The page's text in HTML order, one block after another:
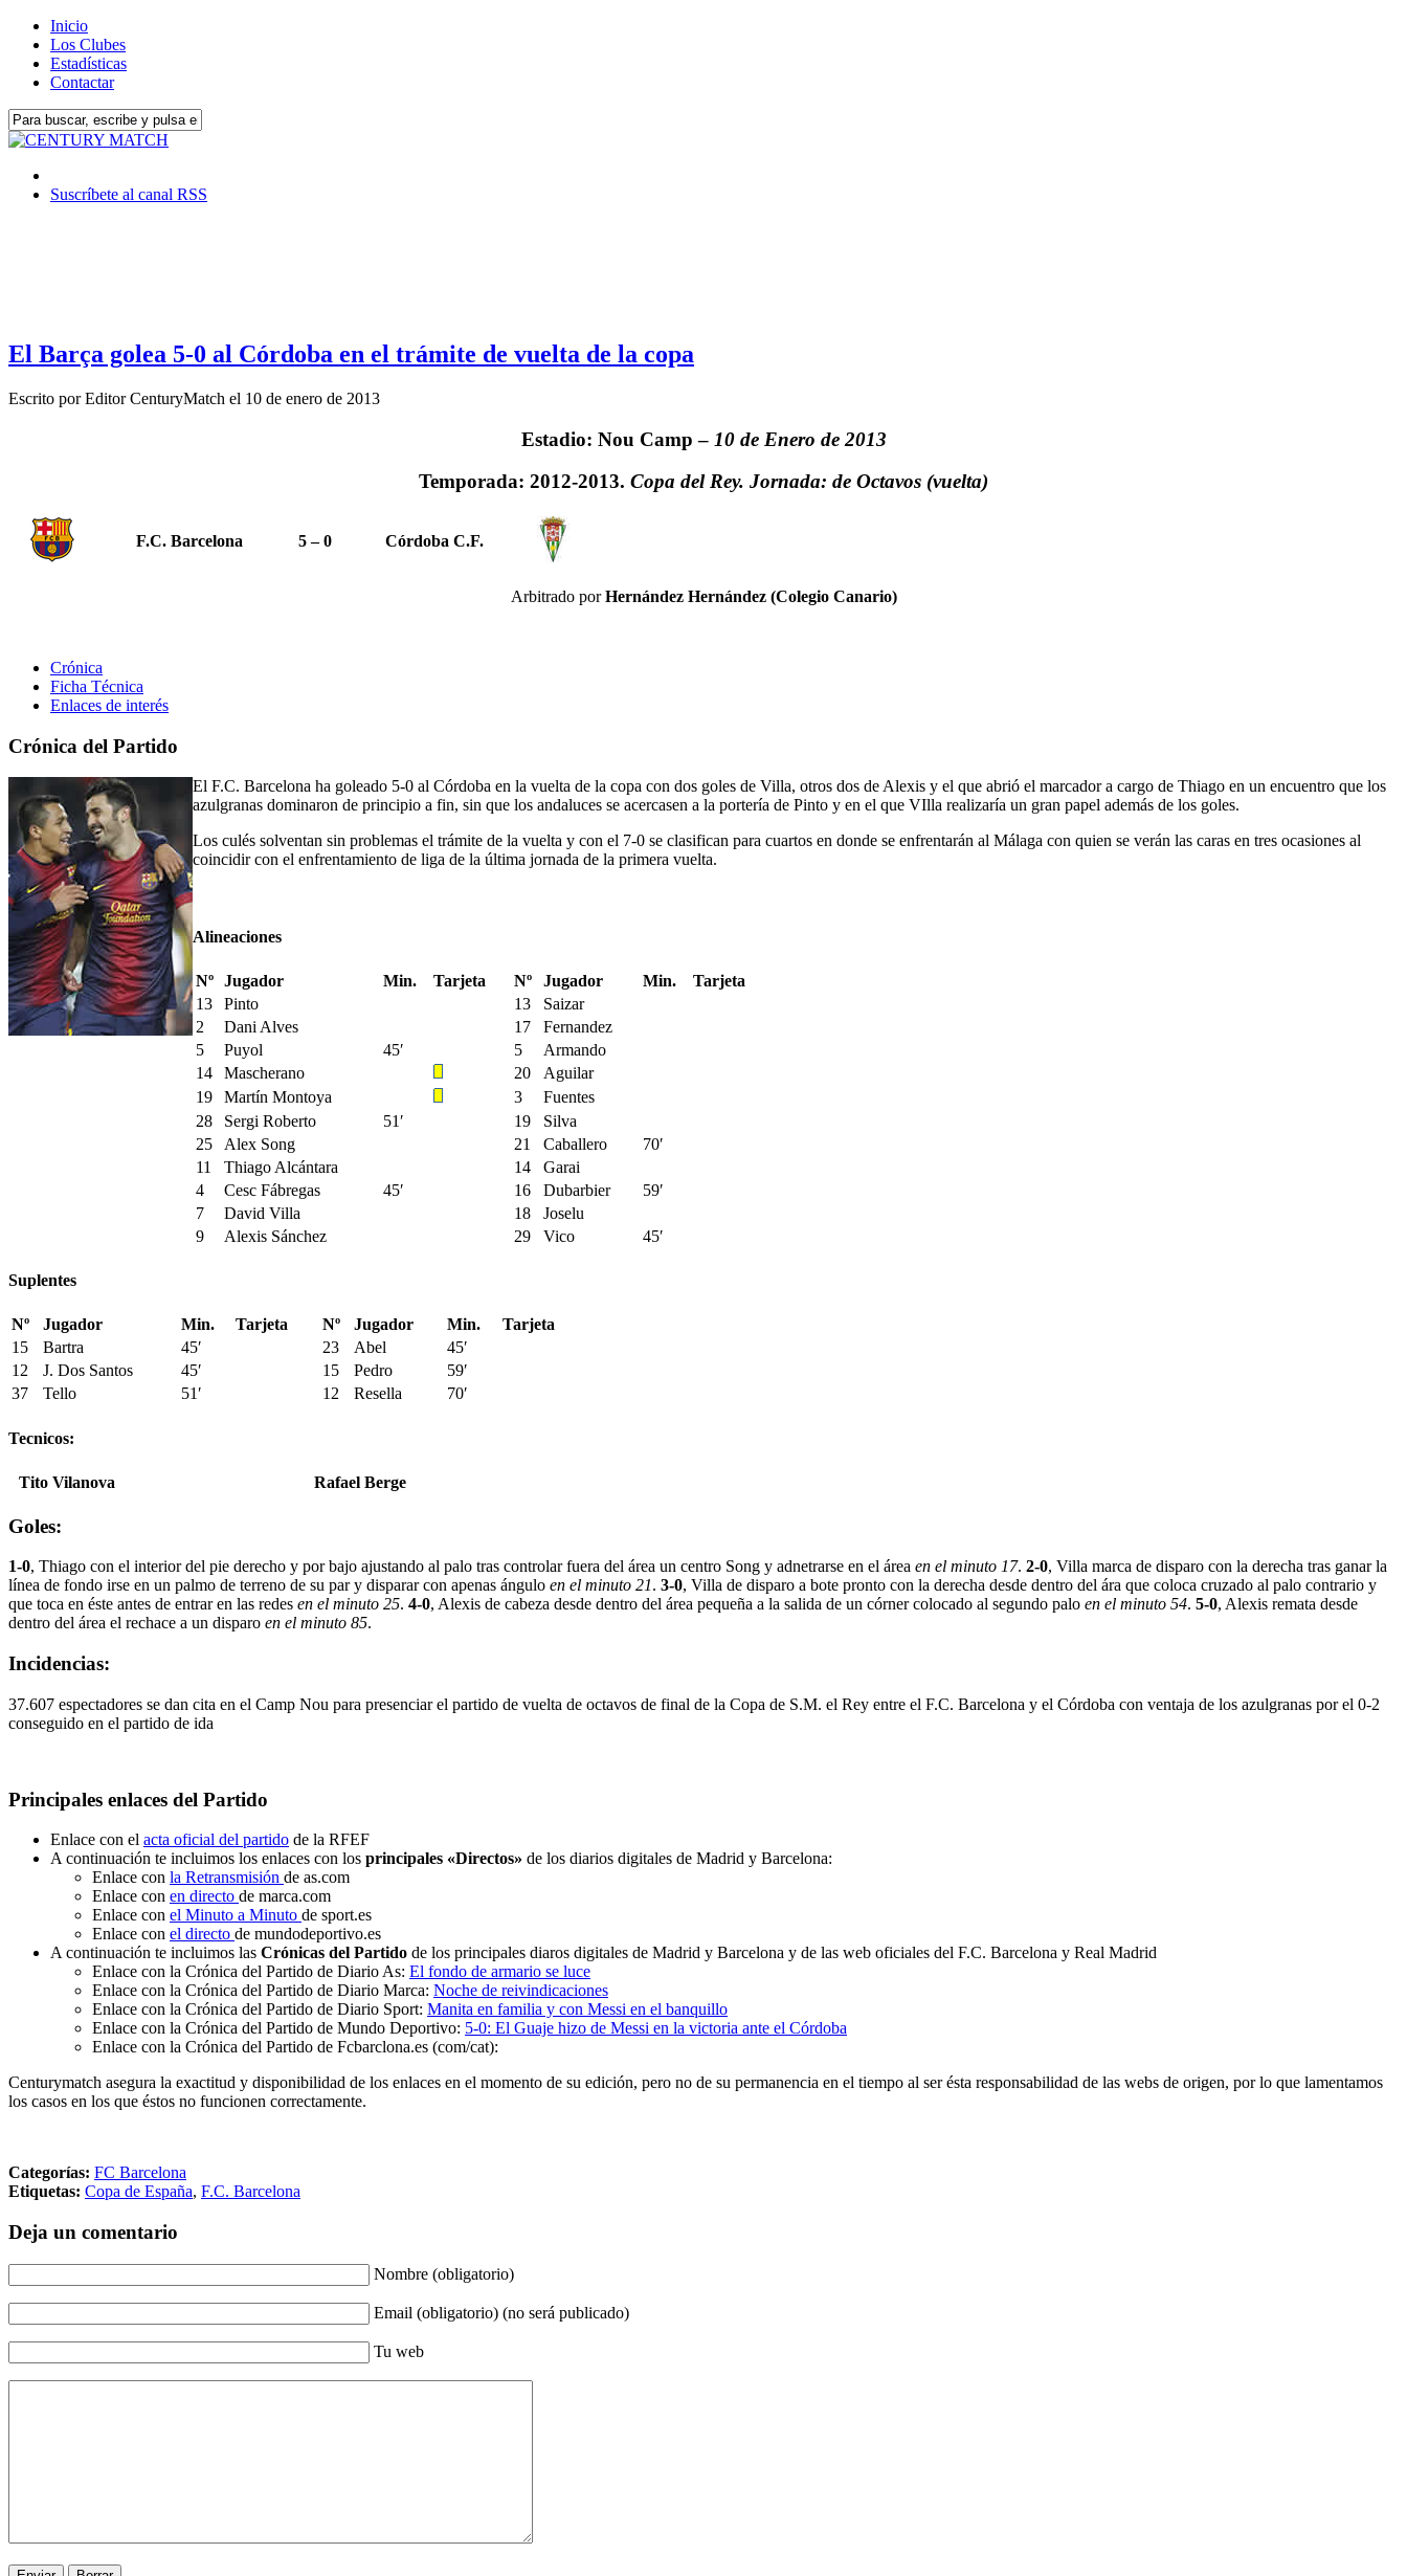
Inicio
Los Clubes
Estadísticas
Contactar
Suscríbete al canal RSS
El Barça golea 5-0 al Córdoba en el trámite de vuelta de la copa
Escrito porEditor CenturyMatch el 10 de enero de 2013
Estadio: Nou Camp – 10 de Enero de 2013
Temporada: 2012-2013. Copa del Rey. Jornada: de Octavos (vuelta)
F.C. Barcelona 5 – 0 Córdoba C.F.
Arbitrado porHernández Hernández (Colegio Canario)
Crónica
Ficha Técnica
Enlaces de interés
Crónica del Partido
El F.C. Barcelona ha goleado 5-0 al Córdoba en la vuelta de la copa con dos goles de Villa, otros dos de Alexis y el que abrió el marcador a cargo de Thiago en un encuentro que los
azulgranas dominaron de principio a fin, sin que los andaluces se acercasen a la portería de Pinto y en el que VIlla realizaría un gran papel además de los goles.
Los culés solventan sin problemas el trámite de la vuelta y con el 7-0 se clasifican para cuartos en donde se enfrentarán al Málaga con quien se verán las caras en tres ocasiones al
coincidir con el enfrentamiento de liga de la última jornada de la primera vuelta.
Alineaciones
Nº Jugador Min. Tarjeta Nº Jugador Min.
Tarjeta
13
Pinto 13
Saizar
2
Dani Alves 17
Fernandez
5
Puyol 45′ 5
Armando
14
Mascherano 20
Aguilar
19
Martín Montoya 3
Fuentes
28
Sergi Roberto 51′ 19
Silva
25
Alex Song 21 Caballero
70′
11
Thiago Alcántara 14
Garai
4
Cesc Fábregas 45′ 16 Dubarbier
59′
7
David Villa 18
Joselu
9
Alexis Sánchez 29 Vico 45′
Suplentes
Nº Jugador Min. Tarjeta Nº Jugador Min.
Tarjeta
15
Bartra 45′ 23 Abel
45′
12
J. Dos Santos 45′ 15 Pedro
59′
37
Tello 51′ 12 Resella 70′
Tecnicos:
Tito Vilanova Rafael Berge
Goles:
1-0, Thiago con el interior del pie derecho y por bajo ajustando al palo tras controlar fuera del área un centro Song y adnetrarse en el área en el minuto 17. 2-0, Villa marca de disparo con la derecha tras ganar la
línea de fondo irse en un palmo de terreno de su par y disparar con apenas ángulo en el minuto 21. 3-0, Villa de disparo a bote pronto con la derecha desde dentro del ára que coloca cruzado al palo contrario y
que toca en éste antes de entrar en las redes en el minuto 25. 4-0, Alexis de cabeza desde dentro del área pequeña a la salida de un córner colocado al segundo palo en el minuto 54. 5-0, Alexis remata desde
dentro del área el rechace a un disparo en el minuto 85.
Incidencias:
37.607 espectadores se dan cita en el Camp Nou para presenciar el partido de vuelta de octavos de final de la Copa de S.M. el Rey entre el F.C. Barcelona y el Córdoba con ventaja de los azulgranas por el 0-2
conseguido en el partido de ida
Principales enlaces del Partido
Enlace con el acta oficial del partido de la RFEF
A continuación te incluimos los enlaces con los principales «Directos» de los diarios digitales de Madrid y Barcelona:
Enlace con la Retransmisión de as.com
Enlace con en directo de marca.com
Enlace con el Minuto a Minuto de sport.es
Enlace con el directo de mundodeportivo.es
A continuación te incluimos las Crónicas del Partido de los principales diaros digitales de Madrid y Barcelona y de las web oficiales del F.C. Barcelona y Real Madrid
Enlace con la Crónica del Partido de Diario As: El fondo de armario se luce
Enlace con la Crónica del Partido de Diario Marca: Noche de reivindicaciones
Enlace con la Crónica del Partido de Diario Sport: Manita en familia y con Messi en el banquillo
Enlace con la Crónica del Partido de Mundo Deportivo: 5-0: El Guaje hizo de Messi en la victoria ante el Córdoba
Enlace con la Crónica del Partido de Fcbarclona.es (com/cat):
Centurymatch asegura la exactitud y disponibilidad de los enlaces en el momento de su edición, pero no de su permanencia en el tiempo al ser ésta responsabilidad de las webs de origen, por lo que lamentamos
los casos en los que éstos no funcionen correctamente.
Categorías: FC Barcelona
Etiquetas: Copa de España, F.C. Barcelona
Deja un comentario
Nombre (obligatorio)
Email (obligatorio) (no será publicado)
Tu web